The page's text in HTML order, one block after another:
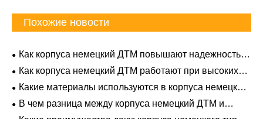
Похожие новости
Как корпуса немецкий ДТМ повышают надежность
электрических систем?
Как корпуса немецкий ДТМ работают при высоких
температурах?
Какие материалы используются в корпуса немецкий
ДТМ?
В чем разница между корпуса немецкий ДТМ и
аналогами?